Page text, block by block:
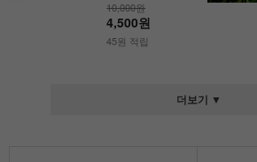
10,000원
4,500원
45원 적립
더보기 ▼